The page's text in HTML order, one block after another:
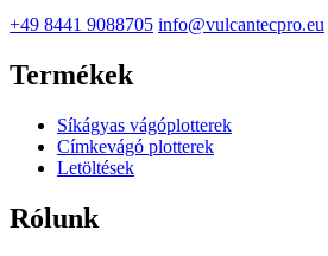
+49 8441 9088705 info@vulcantecpro.eu
Termékek
Síkágyas vágóplotterek
Címkevágó plotterek
Letöltések
Rólunk